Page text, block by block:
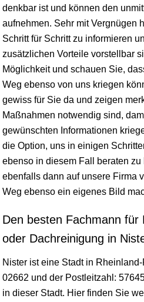
denkbar ist und können den
aufnehmen. Sehr mit Vergnügen
Schritt für Schritt zu informieren
zusätzlichen Vorteile vorstellbar
Möglichkeit und schauen Sie,
Weg ebenso von uns kriegen
gewiss für Sie da und zeigen
Maßnahmen notwendig sind,
gewünschten Informationen
die Option, uns in einigen
ebenso in diesem Fall beraten
ebenfalls dann auf unsere Firma
Weg ebenso ein eigenes Bild
Den besten Fachmann für
oder Dachreinigung in
Nister ist eine Stadt in
02662 und der Postleitzahl:
in dieser Stadt. Hier finden Sie